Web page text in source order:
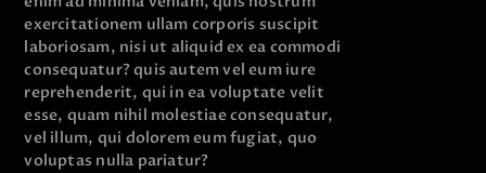
exercitationem ullam corporis suscipit
laboriosam, nisi ut aliquid ex ea commodi
consequatur? quis autem vel eum iure
reprehenderit, qui in ea voluptate velit
esse, quam nihil molestiae consequatur,
vel illum, qui dolorem eum fugiat, quo
voluptas nulla pariatur?